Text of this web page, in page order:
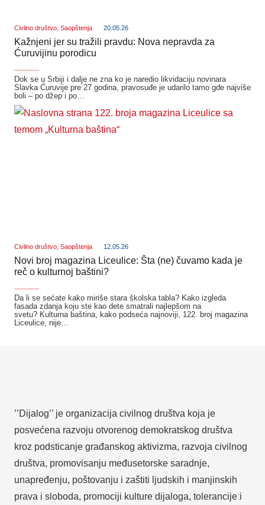
Civilno društvo, Saopštenja 20.05.26
Kažnjeni jer su tražili pravdu: Nova nepravda za
Ćuruvijinu porodicu
Dok se u Srbiji i dalje ne zna ko je naredio likvidaciju novinara
Slavka Ćuruvije pre 27 godina, pravosuđe je udarilo tamo gde najviše
boli – po džep i po…
Civilno društvo, Saopštenja 12.05.26
Novi broj magazina Liceulice: Šta (ne) čuvamo kada je
reč o kulturnoj baštini?
Da li se sećate kako miriše stara školska tabla? Kako izgleda
fasada zdanja koju ste kao dete smatrali najlepšom na
svetu? Kulturna baština, kako podseća najnoviji, 122. broj magazina
Liceulice, nije…
’’Dijalog’’ je organizacija civilnog društva koja je
posvećena razvoju otvorenog demokratskog društva
kroz podsticanje građanskog aktivizma, razvoja civilnog
društva, promovisanju međusetorske saradnje,
unapređenju, poštovanju i zaštiti ljudskih i manjinskih
prava i sloboda, promociji kulture dijaloga, tolerancije i